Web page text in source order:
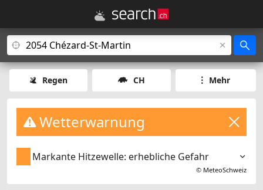
Regen CH Mehr
Wetterwarnung
Markante Hitzewelle: erhebliche Gefahr
© MeteoSchweiz